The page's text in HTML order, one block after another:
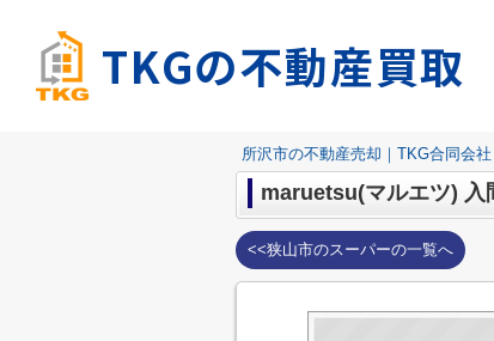
TKGの不動産買取
所沢市の不動産売却｜TKG合同会社
maruetsu(マルエツ) 入
<<狭山市のスーパーの一覧へ